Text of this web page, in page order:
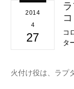
2014
4
27 コ
タ
火付け役は、ラプ